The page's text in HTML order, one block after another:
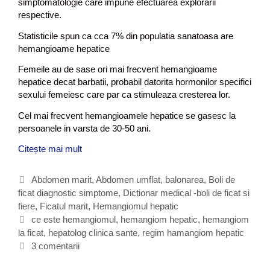
simptomatologie care impune efectuarea explorarii
respective.
Statisticile spun ca cca 7% din populatia sanatoasa are
hemangioame hepatice
Femeile au de sase ori mai frecvent hemangioame
hepatice decat barbatii, probabil datorita hormonilor specifici
sexului femeiesc care par ca stimuleaza cresterea lor.
Cel mai frecvent hemangioamele hepatice se gasesc la
persoanele in varsta de 30-50 ani.
Citește mai mult
t
e
h
e
C
a
t
e
g
o
Abdomen marit, Abdomen umflat, balonarea, Boli de
ficat diagnostic simptome, Dictionar medical -boli de ficat si
fiere, Ficatul marit, Hemangiomul hepatic
E
t
i
ce este hemangiomul, hemangiom hepatic, hemangiom
la ficat, hepatolog clinica sante, regim hamangiom hepatic
3 comentarii